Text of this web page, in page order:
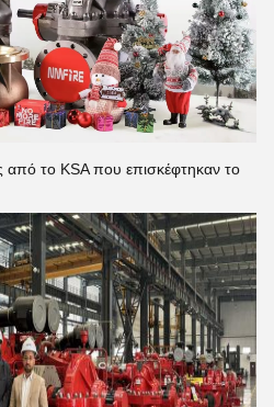
από το KSA που επισκέφτηκαν το